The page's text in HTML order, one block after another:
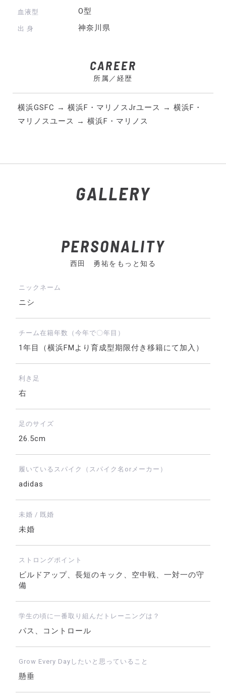
血液型 O型
出 身 神奈川県
CAREER
所属／経歴
横浜GSFC → 横浜F・マリノスJrユース → 横浜F・
マリノスユース → 横浜F・マリノス
GALLERY
PERSONALITY
西田 勇祐をもっと知る
ニックネーム
ニシ
チーム在籍年数（今年で〇年目）
1年目（横浜FMより育成型期限付き移籍にて加入）
利き足
右
足のサイズ
26.5cm
履いているスパイク（スパイク名orメーカー）
adidas
未婚 / 既婚
未婚
ストロングポイント
ビルドアップ、長短のキック、空中戦、一対一の守
備
学生の頃に一番取り組んだトレーニングは？
パス、コントロール
Grow Every Dayしたいと思っていること
懸垂